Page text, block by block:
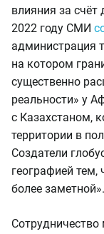
влияния за счёт
2022 году СМИ
администрация
на котором
существенно
реальности» у
с Казахстаном,
территории в
Создатели
географией тем,
более заметной».